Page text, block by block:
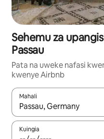
Sehemu za
Passau
Pata na uweke nafasi
kwenye Airbnb
Mahali
Wakati matokeo
Kuingia